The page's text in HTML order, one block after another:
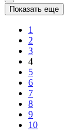
Показать еще
1
2
3
4
5
6
7
8
9
10